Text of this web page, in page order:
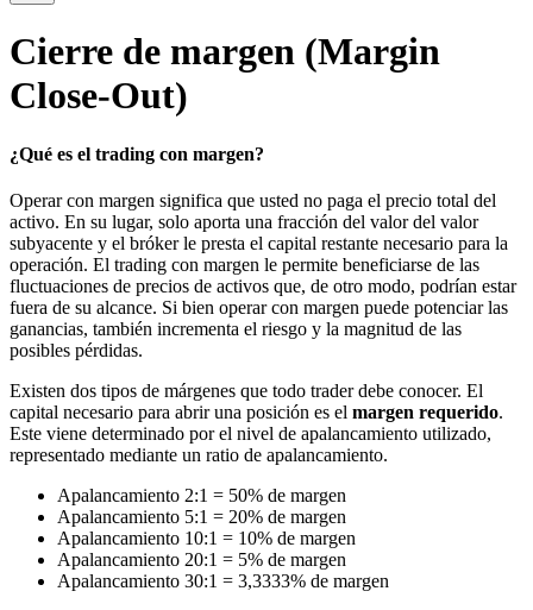
Cierre de margen (Margin
Close-Out)
¿Qué es el trading con margen?
Operar con margen significa que usted no paga el precio total del
activo. En su lugar, solo aporta una fracción del valor del valor
subyacente y el bróker le presta el capital restante necesario para la
operación. El trading con margen le permite beneficiarse de las
fluctuaciones de precios de activos que, de otro modo, podrían estar
fuera de su alcance. Si bien operar con margen puede potenciar las
ganancias, también incrementa el riesgo y la magnitud de las
posibles pérdidas.
Existen dos tipos de márgenes que todo trader debe conocer. El
capital necesario para abrir una posición es el margen requerido.
Este viene determinado por el nivel de apalancamiento utilizado,
representado mediante un ratio de apalancamiento.
Apalancamiento 2:1 = 50% de margen
Apalancamiento 5:1 = 20% de margen
Apalancamiento 10:1 = 10% de margen
Apalancamiento 20:1 = 5% de margen
Apalancamiento 30:1 = 3,3333% de margen